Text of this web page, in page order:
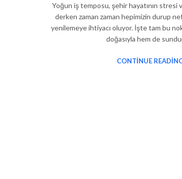
Yoğun iş temposu, şehir hayatının stresi
derken zaman zaman hepimizin durup
yenilemeye ihtiyacı oluyor. İşte tam bu
doğasıyla hem de
CONTINUE